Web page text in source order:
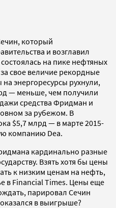
который
и возглавил
на пике нефтяных
свое величие рекордные
энергоресурсы рухнули,
— меньше, чем получили
средства Фридман и
за рубежом. В
$5,7 млрд — в марте 2015-
компанию Dea.
кардинально разные
Взять хотя бы цены
к низким ценам на нефть,
в Financial Times. Цены еще
парировал Сечин
в выигрыше?